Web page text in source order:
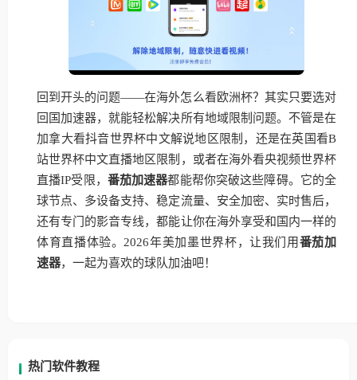
回到开头的问题——在海外怎么看欧洲杯？其实只要选对
回国加速器，就能轻松解决所有地域限制问题。不管是在
加拿大看抖音世界杯中文解说地区限制，还是在英国看B
站世界杯中文直播地区限制，或者在海外看央视频世界杯
直播IP受限， 番茄加速器都能帮你突破这些障碍。它的全
球节点、多设备支持、稳定流量、安全加密、实时售后，
还有专门的影音专线，都能让你在海外享受和国内一样的
体育直播体验。2026年美加墨世界杯，让我们用番茄加
速器，一起为喜欢的球队加油吧！
热门软件教程